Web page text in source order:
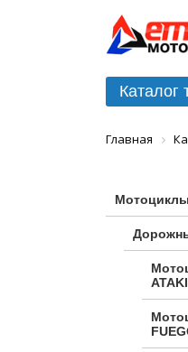
Каталог
Главная
ATAKI